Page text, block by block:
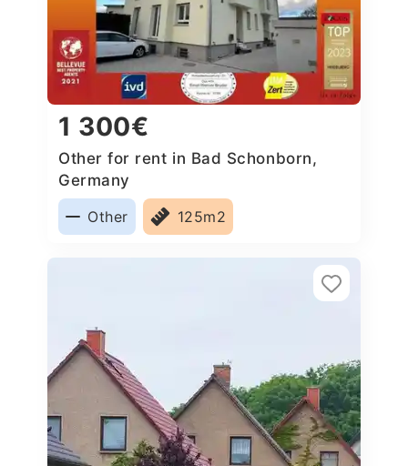
1 300€
Other for rent in Bad Schonborn,
Germany
Other
125m2